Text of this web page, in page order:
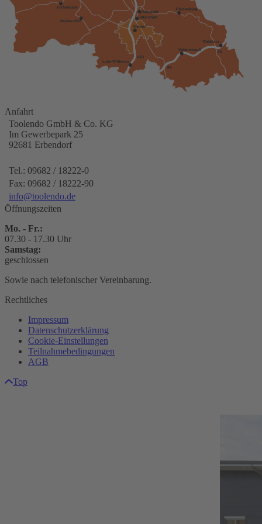
Anfahrt
Toolendo GmbH & Co. KG
Im Gewerbepark 25
92681 Erbendorf
Tel.: 09682 / 18222-0
Fax: 09682 / 18222-90
info@toolendo.de
Öffnungszeiten
Mo. - Fr.:
07.30 - 17.30 Uhr
Samstag:
geschlossen
Sowie nach telefonischer Vereinbarung.
Rechtliches
Impressum
Datenschutzerklärung
Cookie-Einstellungen
Teilnahmebedingungen
AGB
Top